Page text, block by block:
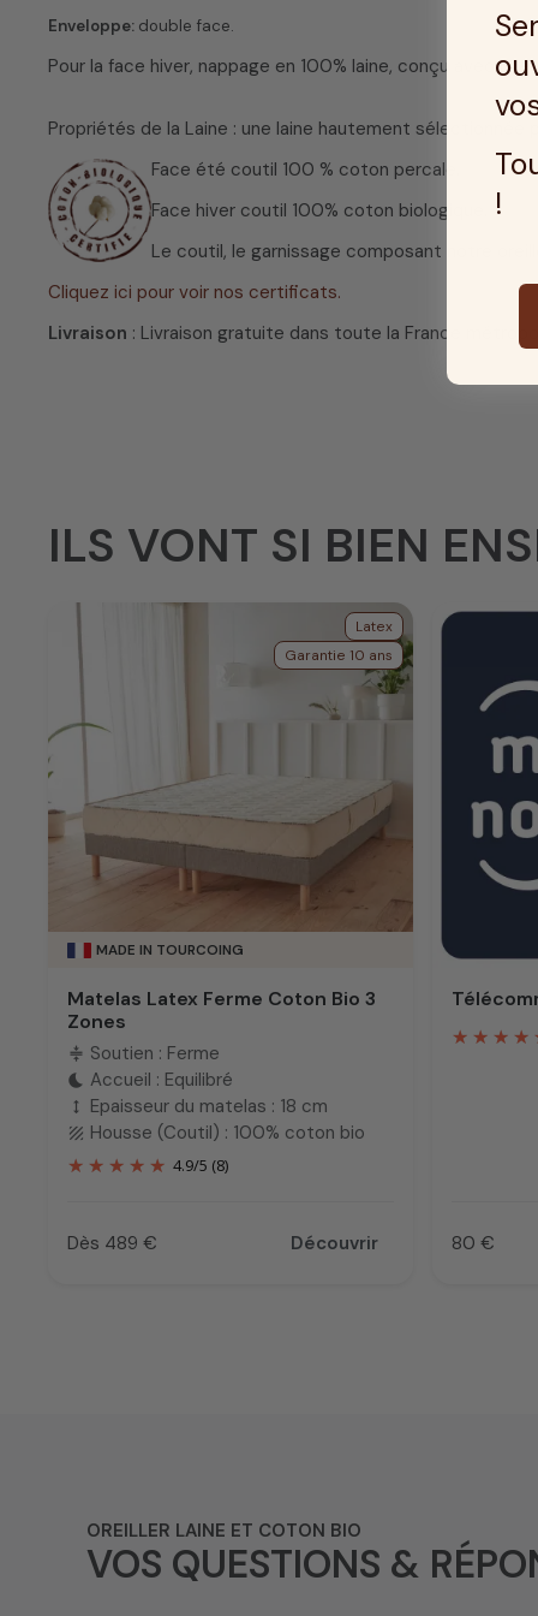
Enveloppe: double face.
Pour la face hiver, nappage en 100% laine, conçu avec
Propriétés de la Laine : une laine hautement sélectionnée
Face été coutil 100 % coton percale.
Face hiver coutil 100% coton biologique.
Le coutil, le garnissage composant notre
Cliquez ici pour voir nos certificats.
Livraison : Livraison gratuite dans toute la France
ILS VONT SI BIEN
MADE IN TOURCOING
Latex
Garantie 10 ans
Matelas Latex Ferme Coton Bio 3
Zones
compress Soutien : Ferme
bedtime Accueil : Equilibré
height Epaisseur du matelas : 18 cm
texture Housse (Coutil) : 100% coton bio
4.9/5 (8)
Prix
Dès 489 € Découvrir Prix
80 €
OREILLER LAINE ET COTON BIO
VOS QUESTIONS &
!